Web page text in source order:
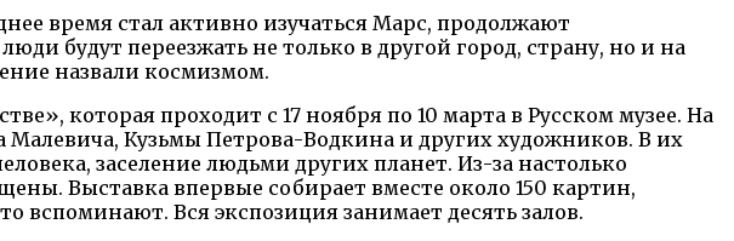
время стал активно изучаться Марс, продолжают
будут переезжать не только в другой город, страну, но и на
назвали космизмом.
которая проходит с 17 ноября по 10 марта в Русском музее. На
Кузьмы Петрова-Водкина и других художников. В их
заселение людьми других планет. Из-за настолько
Выставка впервые собирает вместе около 150 картин,
вспоминают. Вся экспозиция занимает десять залов.